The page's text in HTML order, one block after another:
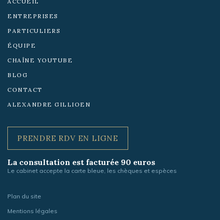
ENTREPRISES
PARTICULIERS
ÉQUIPE
CHAÎNE YOUTUBE
BLOG
CONTACT
ALEXANDRE GILLIOEN
PRENDRE RDV EN LIGNE
La consultation est facturée 90 euros
Le cabinet accepte la carte bleue, les chèques et espèces
Plan du site
Mentions légales